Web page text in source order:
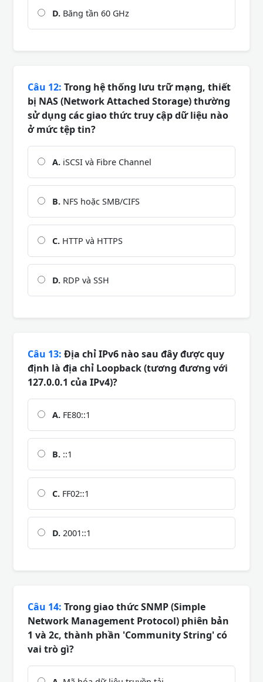
D. Băng tần 60 GHz
Câu 12: Trong hệ thống lưu trữ mạng, thiết
bị NAS (Network Attached Storage) thường
sử dụng các giao thức truy cập dữ liệu nào
ở mức tệp tin?
A. iSCSI và Fibre Channel
B. NFS hoặc SMB/CIFS
C. HTTP và HTTPS
D. RDP và SSH
Câu 13: Địa chỉ IPv6 nào sau đây được quy
định là địa chỉ Loopback (tương đương với
127.0.0.1 của IPv4)?
A. FE80::1
B. ::1
C. FF02::1
D. 2001::1
Câu 14: Trong giao thức SNMP (Simple
Network Management Protocol) phiên bản
1 và 2c, thành phần 'Community String' có
vai trò gì?